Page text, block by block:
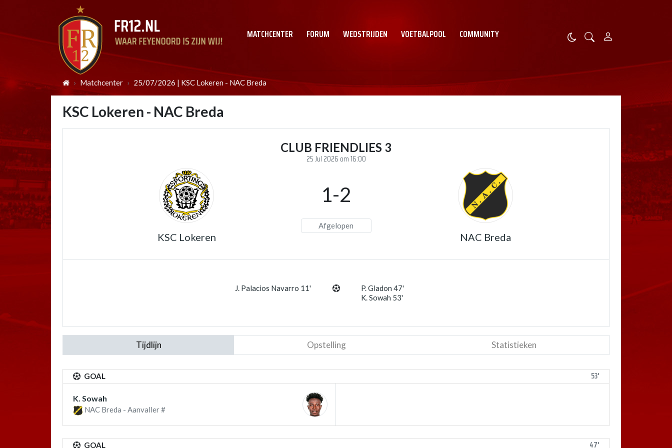
MATCHCENTER FORUM WEDSTRIJDEN VOETBALPOOL COMMUNITY
Matchcenter 25/07/2026 | KSC Lokeren - NAC Breda
KSC Lokeren - NAC Breda
CLUB FRIENDLIES 3
25 Jul 2026 om 16:00
KSC Lokeren
1-2
Afgelopen
NAC Breda
J. Palacios Navarro 11'
P. Gladon 47'
K. Sowah 53'
Tijdlijn Opstelling Statistieken
GOAL 53'
K. Sowah
NAC Breda - Aanvaller #
GOAL 47'